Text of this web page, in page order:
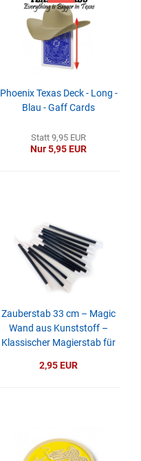
Phoenix Texas Deck - Long -
Blau - Gaff Cards
Statt 9,95 EUR
Nur 5,95 EUR
Zauberstab 33 cm – Magic
Wand aus Kunststoff –
Klassischer Magierstab für
2,95 EUR